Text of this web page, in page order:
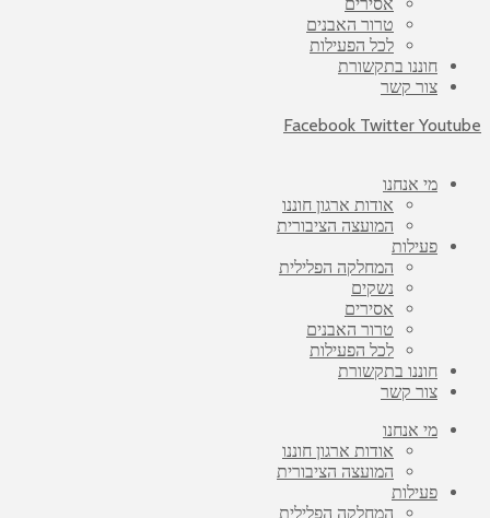
טרור האבנים
לכל הפעילות
חוננו בתקשורת
צור קשר
Facebook Twitter Youtube
מי אנחנו
אודות ארגון חוננו
המועצה הציבורית
פעילות
המחלקה הפלילית
נשקים
אסירים
טרור האבנים
לכל הפעילות
חוננו בתקשורת
צור קשר
מי אנחנו
אודות ארגון חוננו
המועצה הציבורית
פעילות
המחלקה הפלילית